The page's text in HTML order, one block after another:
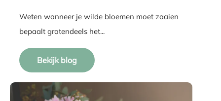
Weten wanneer je wilde bloemen moet zaaien
bepaalt grotendeels het...
Bekijk blog